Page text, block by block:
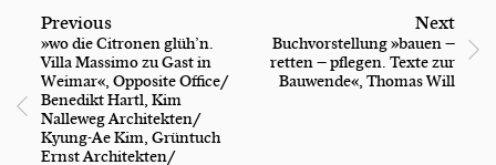
Previous
»wo die Citronen glüh’n.
Villa Massimo zu Gast in
Weimar«, Opposite Office/
Benedikt Hartl, Kim
Nalleweg Architekten/
Kyung-Ae Kim, Grüntuch
Ernst Architekten/
Next
Buchvorstellung »bauen –
retten – pflegen. Texte zur
Bauwende«, Thomas Will